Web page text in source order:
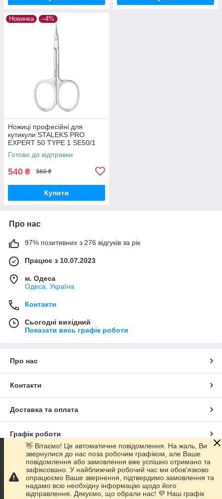
Новинка –4%
Ножиці професійні для
кутикули STALEKS PRO
EXPERT 50 TYPE 1 SE50/1
манікюрний інструмент
Сталекс
Готово до відправки
540 ₴ 560 ₴
Купити
Про нас
97% позитивних з 276 відгуків за рік
Працює з 10.07.2023
м. Одеса
Одеса, Україна
Контакти
Сьогодні вихідний
Показати весь графік роботи
Про нас
Контакти
Доставка та оплата
Графік роботи
Повна версія сайту
Сайт створено на маркетплейсі Prom.ua
👋 Вітаємо! Це автоматичне повідомлення. На жаль, Ви
звернулися до нас поза робочим графіком, але Ваше
повідомлення або замовлення вже успішно отримано та
зафіксовано. У найближчий робочий час ми обов'язково
опрацюємо Ваше звернення, підтвердимо замовлення та
надамо всю необхідну інформацію щодо його
відправлення. Дякуємо, що обрали нас! 💜 Наш графік